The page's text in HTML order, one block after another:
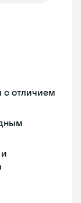
с отличием